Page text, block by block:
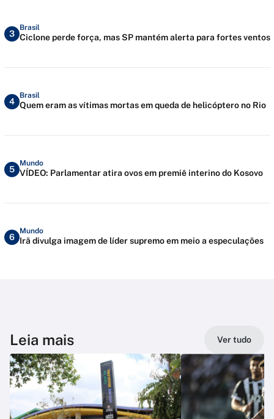
3
Brasil
Ciclone perde força, mas SP mantém alerta para fortes ventos
4
Brasil
Quem eram as vítimas mortas em queda de helicóptero no Rio
5
Mundo
VÍDEO: Parlamentar atira ovos em premiê interino do Kosovo
6
Mundo
Irã divulga imagem de líder supremo em meio a especulações
Leia mais Ver tudo